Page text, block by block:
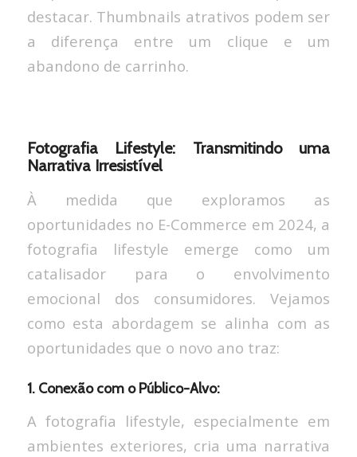
destacar. Thumbnails atrativos podem ser
a diferença entre um clique e um
abandono de carrinho.
Fotografia Lifestyle: Transmitindo uma
Narrativa Irresistível
À medida que exploramos as
oportunidades no E-Commerce em 2024, a
fotografia lifestyle emerge como um
catalisador para o envolvimento
emocional dos consumidores. Vejamos
como esta abordagem se alinha com as
oportunidades que o novo ano traz:
1. Conexão com o Público-Alvo:
A fotografia lifestyle, especialmente em
ambientes exteriores, cria uma narrativa